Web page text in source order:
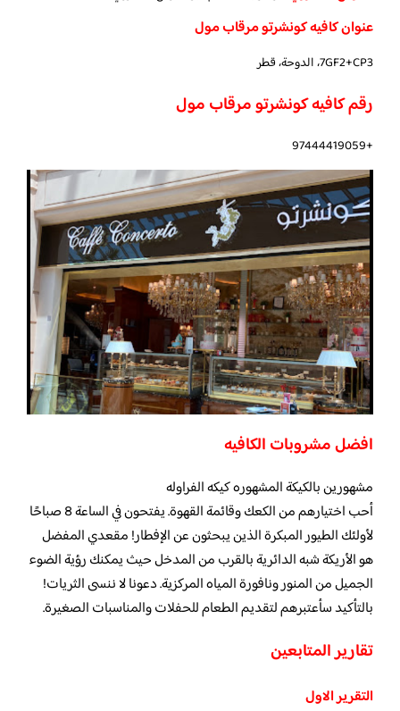
عنوان كافيه كونشرتو مرقاب مول
7GF2+CP3، الدوحة، قطر
رقم كافيه كونشرتو مرقاب مول
+97444419059
افضل مشروبات الكافيه
مشهورين بالكيكة المشهوره كيكه الفراوله
أحب اختيارهم من الكعك وقائمة القهوة. يفتحون في الساعة 8 صباحًا
لأولئك الطيور المبكرة الذين يبحثون عن الإفطار! مقعدي المفضل
هو الأريكة شبه الدائرية بالقرب من المدخل حيث يمكنك رؤية الضوء
الجميل من المنور ونافورة المياه المركزية. دعونا لا ننسى الثريات!
بالتأكيد سأعتبرهم لتقديم الطعام للحفلات والمناسبات الصغيرة.
تقارير المتابعين
التقرير الاول